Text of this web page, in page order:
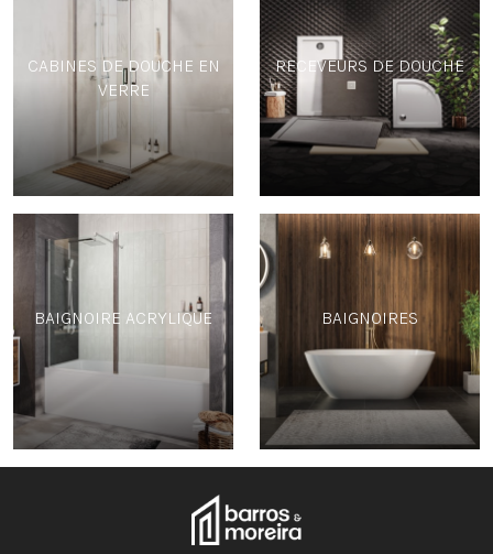
CABINES DE DOUCHE EN
VERRE
RECEVEURS DE DOUCHE
BAIGNOIRE ACRYLIQUE BAIGNOIRES